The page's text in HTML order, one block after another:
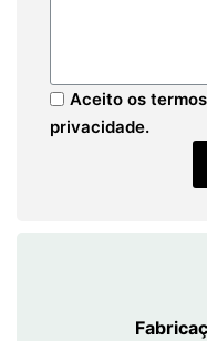
Aceito os
privacidade.